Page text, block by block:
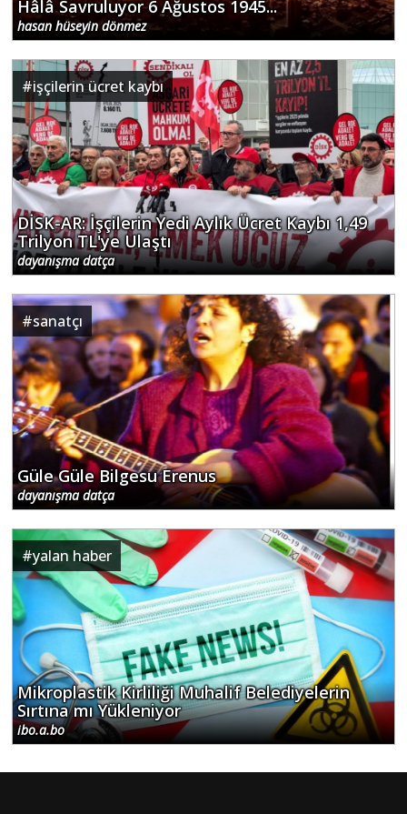
Hâlâ Savruluyor 6 Ağustos 1945...
hasan hüseyin dönmez
#işçilerin ücret kaybı
DİSK-AR: İşçilerin Yedi Aylık Ücret Kaybı 1,49
Trilyon TL'ye Ulaştı
dayanışma datça
#sanatçı
Güle Güle Bilgesu Erenus
dayanışma datça
#yalan haber
Mikroplastik Kirliliği Muhalif Belediyelerin
Sırtına mı Yükleniyor
ibo.a.bo